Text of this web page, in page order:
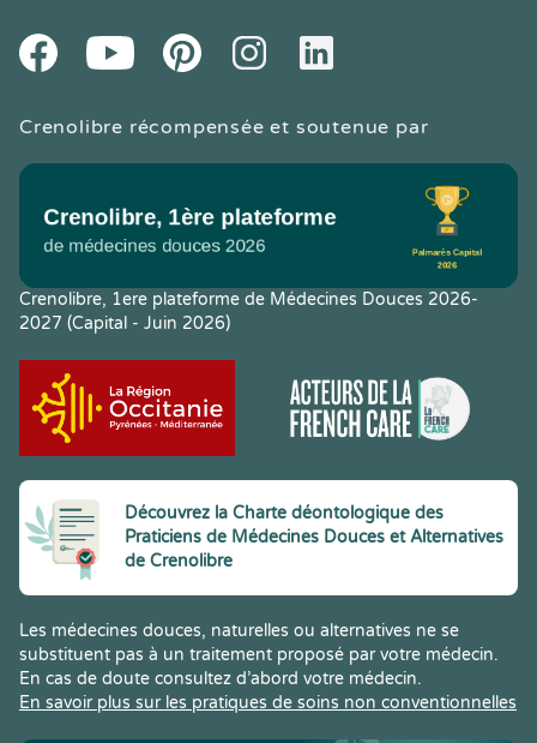
FacebookYoutube PinteresetInstagramLinkedIn
Crenolibre récompensée et soutenue par
Crenolibre, 1ere plateforme de Médecines Douces 2026-
2027 (Capital - Juin 2026)
Découvrez la Charte déontologique des
Praticiens de Médecines Douces et Alternatives
de Crenolibre
Les médecines douces, naturelles ou alternatives ne se
substituent pas à un traitement proposé par votre médecin.
En cas de doute consultez d’abord votre médecin.
En savoir plus sur les pratiques de soins non conventionnelles